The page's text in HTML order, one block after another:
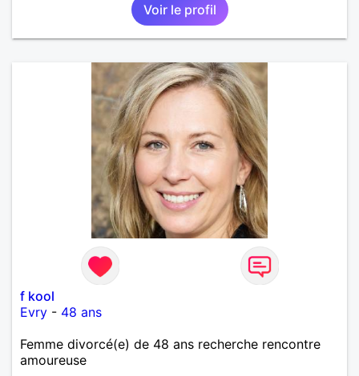
Voir le profil
f kool
Evry - 48 ans
Femme divorcé(e) de 48 ans recherche rencontre
amoureuse